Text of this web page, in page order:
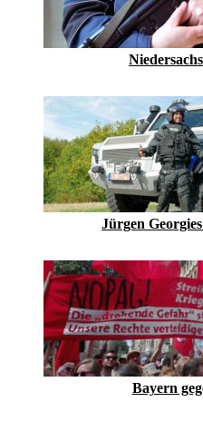
Jürgen
Bayern